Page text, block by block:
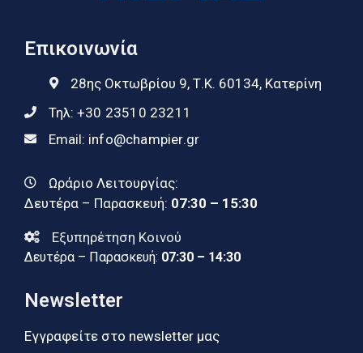
Επικοινωνία
28ης Οκτωβρίου 9, Τ.Κ. 60134, Κατερίνη
Τηλ: +30 23510 23211
Email: info@champier.gr
Ωράριο Λειτουργίας:
Δευτέρα – Παρασκευή: 07:30 – 15:30
Εξυπηρέτηση Κοινού
Δευτέρα – Παρασκευή: 07:30 – 14:30
Newsletter
Εγγραφείτε στο newsletter μας